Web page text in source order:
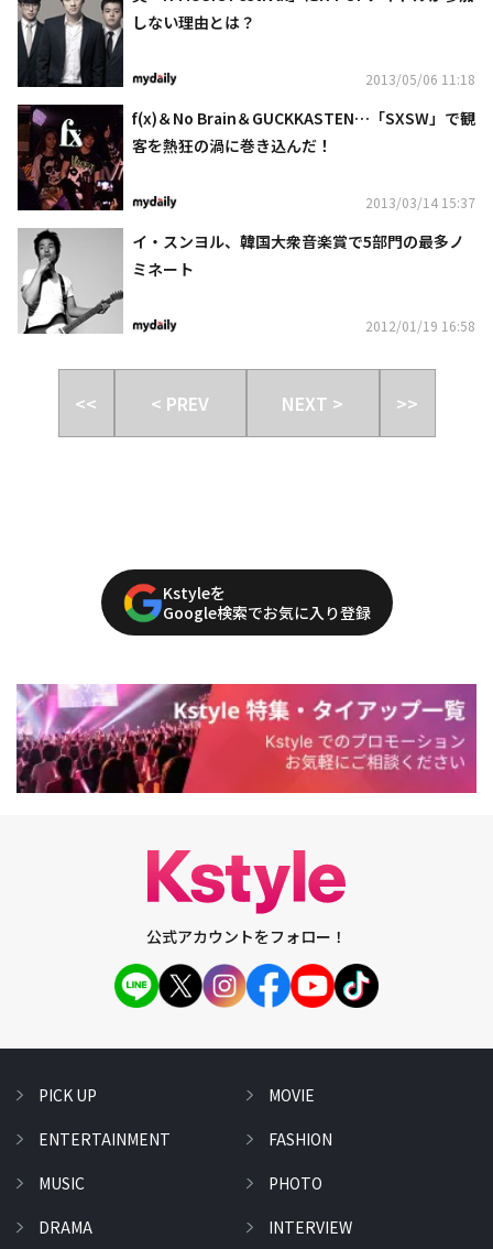
しない理由とは？
2013/05/06 11:18
f(x)＆No Brain＆GUCKKASTEN…「SXSW」で観
客を熱狂の渦に巻き込んだ！
2013/03/14 15:37
イ・スンヨル、韓国大衆音楽賞で5部門の最多ノ
ミネート
2012/01/19 16:58
<< < PREV NEXT > >>
Kstyleを
Google検索でお気に入り登録
公式アカウントをフォロー！
PICK UP
ENTERTAINMENT
MUSIC
DRAMA
MOVIE
FASHION
PHOTO
INTERVIEW